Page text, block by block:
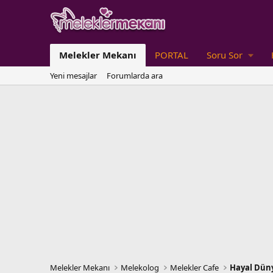
Melekler Mekanı PORTAL Soru Sor
Yeni mesajlar Forumlarda ara
Melekler Mekanı Melekolog Melekler Cafe Hayal